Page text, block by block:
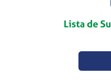
Lista de